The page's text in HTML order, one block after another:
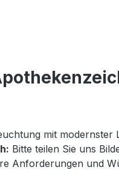
mit modernster
Bitte teilen Sie uns
Anforderungen und